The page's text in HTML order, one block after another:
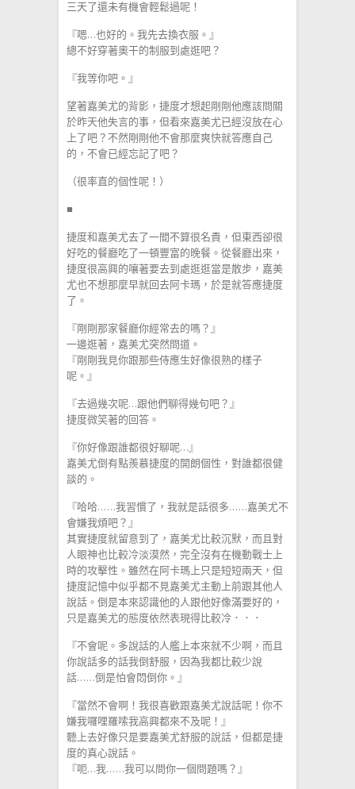
三天了還未有機會輕鬆過呢！
『嗯…也好的。我先去換衣服。』
總不好穿著奧干的制服到處逛吧？
『我等你吧。』
望著嘉美尤的背影，捷度才想起剛剛他應該問關
於昨天他失言的事，但看來嘉美尤已經沒放在心
上了吧？不然剛剛他不會那麼爽快就答應自己
的，不會已經忘記了吧？
（很率直的個性呢！）
■
捷度和嘉美尤去了一間不算很名貴，但東西卻很
好吃的餐廳吃了一頓豐富的晚餐。從餐廳出來，
捷度很高興的嚷著要去到處逛逛當是散步，嘉美
尤也不想那麼早就回去阿卡瑪，於是就答應捷度
了。
『剛剛那家餐廳你經常去的嗎？』
一邊逛著，嘉美尤突然問道。
『剛剛我見你跟那些侍應生好像很熟的樣子
呢。』
『去過幾次呢…跟他們聊得幾句吧？』
捷度微笑著的回答。
『你好像跟誰都很好聊呢…』
嘉美尤倒有點羨慕捷度的開朗個性，對誰都很健
談的。
『哈哈……我習慣了，我就是話很多……嘉美尤不
會嫌我煩吧？』
其實捷度就留意到了，嘉美尤比較沉默，而且對
人眼神也比較冷淡漠然，完全沒有在機動戰士上
時的攻擊性。雖然在阿卡瑪上只是短短兩天，但
捷度記憶中似乎都不見嘉美尤主動上前跟其他人
說話。倒是本來認識他的人跟他好像滿要好的，
只是嘉美尤的態度依然表現得比較冷．．．
『不會呢。多說話的人艦上本來就不少啊，而且
你說話多的話我倒舒服，因為我都比較少說
話……倒是怕會悶倒你。』
『當然不會啊！我很喜歡跟嘉美尤說話呢！你不
嫌我囉哩羅嗦我高興都來不及呢！』
聽上去好像只是要嘉美尤舒服的說話，但都是捷
度的真心說話。
『呃…我……我可以問你一個問題嗎？』